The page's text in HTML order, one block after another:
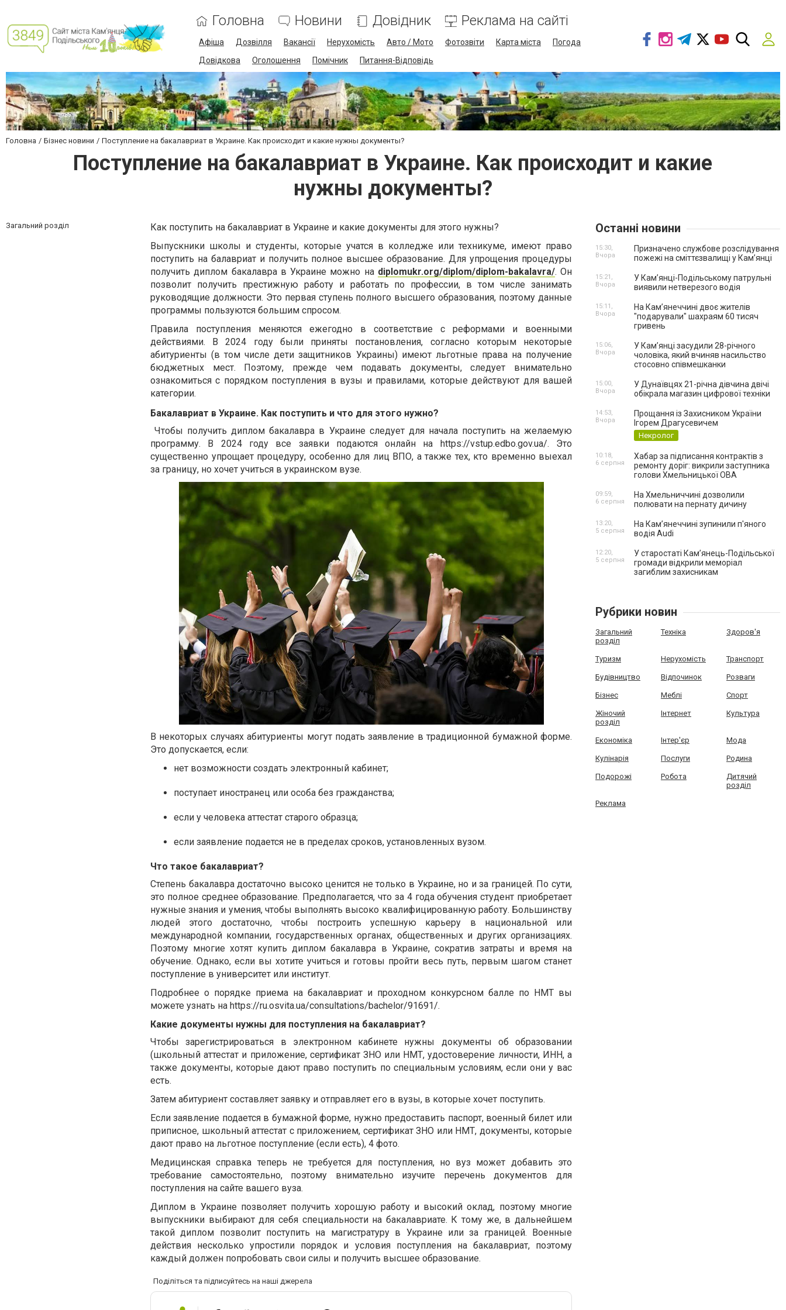
Головна Новини Довідник Реклама на сайті
Афіша Дозвілля Вакансії Нерухомість Авто / Мото Фотозвіти Карта міста
Погода
Довідкова
Оголошення Помічник Питання-Відповідь
Головна Бізнес новини Поступление на бакалавриат в Украине. Как происходит и какие нужны документы?
Поступление на бакалавриат в Украине. Как происходит и какие
нужны документы?
Загальний розділ
Как поступить на бакалавриат в Украине и какие документы для этого нужны?
Выпускники школы и студенты, которые учатся в колледже или техникуме, имеют право
поступить на балавриат и получить полное высшее образование. Для упрощения процедуры
получить диплом бакалавра в Украине можно на diplomukr.org/diplom/diplom-bakalavra/. Он
позволит получить престижную работу и работать по профессии, в том числе занимать
руководящие должности. Это первая ступень полного высшего образования, поэтому данные
программы пользуются большим спросом.
Правила поступления меняются ежегодно в соответствие с реформами и военными
действиями. В 2024 году были приняты постановления, согласно которым некоторые
абитуриенты (в том числе дети защитников Украины) имеют льготные права на получение
бюджетных мест. Поэтому, прежде чем подавать документы, следует внимательно
ознакомиться с порядком поступления в вузы и правилами, которые действуют для вашей
категории.
Бакалавриат в Украине. Как поступить и что для этого нужно?
Чтобы получить диплом бакалавра в Украине следует для начала поступить на желаемую
программу. В 2024 году все заявки подаются онлайн на https://vstup.edbo.gov.ua/. Это
существенно упрощает процедуру, особенно для лиц ВПО, а также тех, кто временно выехал
за границу, но хочет учиться в украинском вузе.
В некоторых случаях абитуриенты могут подать заявление в традиционной бумажной форме.
Это допускается, если:
нет возможности создать электронный кабинет;
поступает иностранец или особа без гражданства;
если у человека аттестат старого образца;
если заявление подается не в пределах сроков, установленных вузом.
Что такое бакалавриат?
Степень бакалавра достаточно высоко ценится не только в Украине, но и за границей. По сути,
это полное среднее образование. Предполагается, что за 4 года обучения студент приобретает
нужные знания и умения, чтобы выполнять высоко квалифицированную работу. Большинству
людей этого достаточно, чтобы построить успешную карьеру в национальной или
международной компании, государственных органах, общественных и других организациях.
Поэтому многие хотят купить диплом бакалавра в Украине, сократив затраты и время на
обучение. Однако, если вы хотите учиться и готовы пройти весь путь, первым шагом станет
поступление в университет или институт.
Подробнее о порядке приема на бакалавриат и проходном конкурсном балле по НМТ вы
можете узнать на https://ru.osvita.ua/consultations/bachelor/91691/.
Какие документы нужны для поступления на бакалавриат?
Чтобы зарегистрироваться в электронном кабинете нужны документы об образовании
(школьный аттестат и приложение, сертификат ЗНО или НМТ, удостоверение личности, ИНН, а
также документы, которые дают право поступить по специальным условиям, если они у вас
есть.
Затем абитуриент составляет заявку и отправляет его в вузы, в которые хочет поступить.
Если заявление подается в бумажной форме, нужно предоставить паспорт, военный билет или
приписное, школьный аттестат с приложением, сертификат ЗНО или НМТ, документы, которые
дают право на льготное поступление (если есть), 4 фото.
Медицинская справка теперь не требуется для поступления, но вуз может добавить это
требование самостоятельно, поэтому внимательно изучите перечень документов для
поступления на сайте вашего вуза.
Диплом в Украине позволяет получить хорошую работу и высокий оклад, поэтому многие
выпускники выбирают для себя специальности на бакалавриате. К тому же, в дальнейшем
такой диплом позволит поступить на магистратуру в Украине или за границей. Военные
действия несколько упростили порядок и условия поступления на бакалавриат, поэтому
каждый должен попробовать свои силы и получить высшее образование.
Поділіться та підписуйтесь на наші джерела
Останні новини
Призначено службове розслідування
пожежі на сміттєзвалищі у Кам’янці
15:30,
Вчора
У Кам’янці-Подільському патрульні
виявили нетверезого водія
15:21,
Вчора
На Камʼянеччині двоє жителів
"подарували" шахраям 60 тисяч
гривень
15:11,
Вчора
У Камʼянці засудили 28-річного
чоловіка, який вчиняв насильство
стосовно співмешканки
15:06,
Вчора
У Дунаївцях 21-річна дівчина двічі
обікрала магазин цифрової техніки
15:00,
Вчора
Прощання із Захисником України
Ігорем Драгусевичем
Некролог
14:53,
Вчора
Хабар за підписання контрактів з
ремонту доріг: викрили заступника
голови Хмельницької ОВА
10:18,
6 серпня
На Хмельниччині дозволили
полювати на пернату дичину
09:59,
6 серпня
На Камʼянеччині зупинили п'яного
водія Audi
13:20,
5 серпня
У старостаті Кам’янець-Подільської
громади відкрили меморіал
загиблим захисникам
12:20,
5 серпня
Рубрики новин
Загальний
розділ
Техніка Здоров'я
Туризм Нерухомість Транспорт
Будівництво Відпочинок Розваги
Бізнес Меблі Спорт
Жіночий
розділ
Інтернет Культура
Економіка Інтер'єр Мода
Кулінарія Послуги Родина
Подорожі Робота
Дитячий
розділ
Реклама